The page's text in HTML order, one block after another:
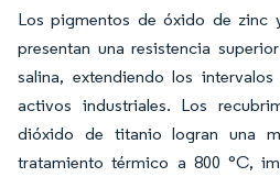
Los pigmentos de óxido de zinc
presentan una resistencia
salina, extendiendo los
activos industriales. Los
dióxido de titanio logran una
tratamiento térmico a 800 °C,